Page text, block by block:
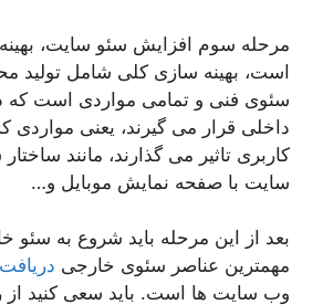
مرحله سوم افزایش سئو سایت،
است، بهینه سازی کلی شامل تولید
سئوی فنی و تمامی مواردی است که
داخلی قرار می گیرند، یعنی مواردی
کاربری تاثیر می گذارند، مانند
سایت با صفحه نمایش موبایل و…
بعد از این مرحله باید شروع به سئو
مهمترین عناصر سئوی خارجی
وب سایت ها است. باید سعی کنید